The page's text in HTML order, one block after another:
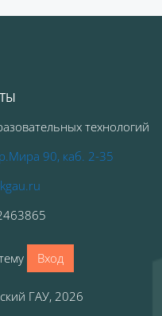
технологий
90, каб. 2-35
Вход
ГАУ, 2026